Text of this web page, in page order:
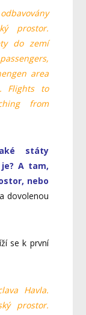
prostor.
do zemí
area
Flights to
from
státy
A tam,
nebo
dovolenou
se k první
Havla.
prostor.